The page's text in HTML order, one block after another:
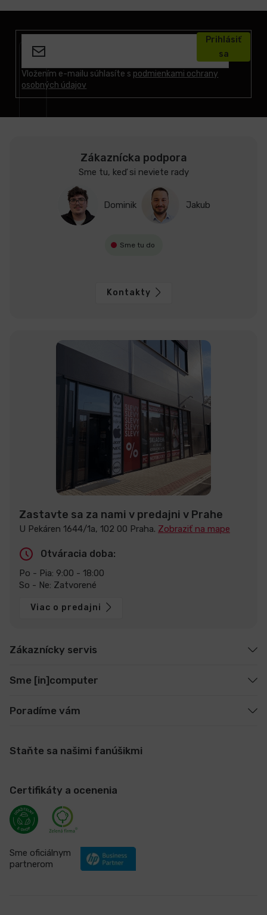
Vložením e-mailu súhlasíte s podmienkami ochrany
osobných údajov
Prihlásiť
sa
Zákaznícka podpora
Sme tu, keď si neviete rady
Dominik Jakub
Sme tu do
Kontakty
Zastavte sa za nami v predajni v Prahe
U Pekáren 1644/1a, 102 00 Praha. Zobraziť na mape
Otváracia doba:
Po - Pia: 9:00 - 18:00
So - Ne: Zatvorené
Viac o predajni
Zákaznícky servis
Sme [in]computer
Poradíme vám
Staňte sa našimi fanúšikmi
Certifikáty a ocenenia
Sme oficiálnym
partnerom